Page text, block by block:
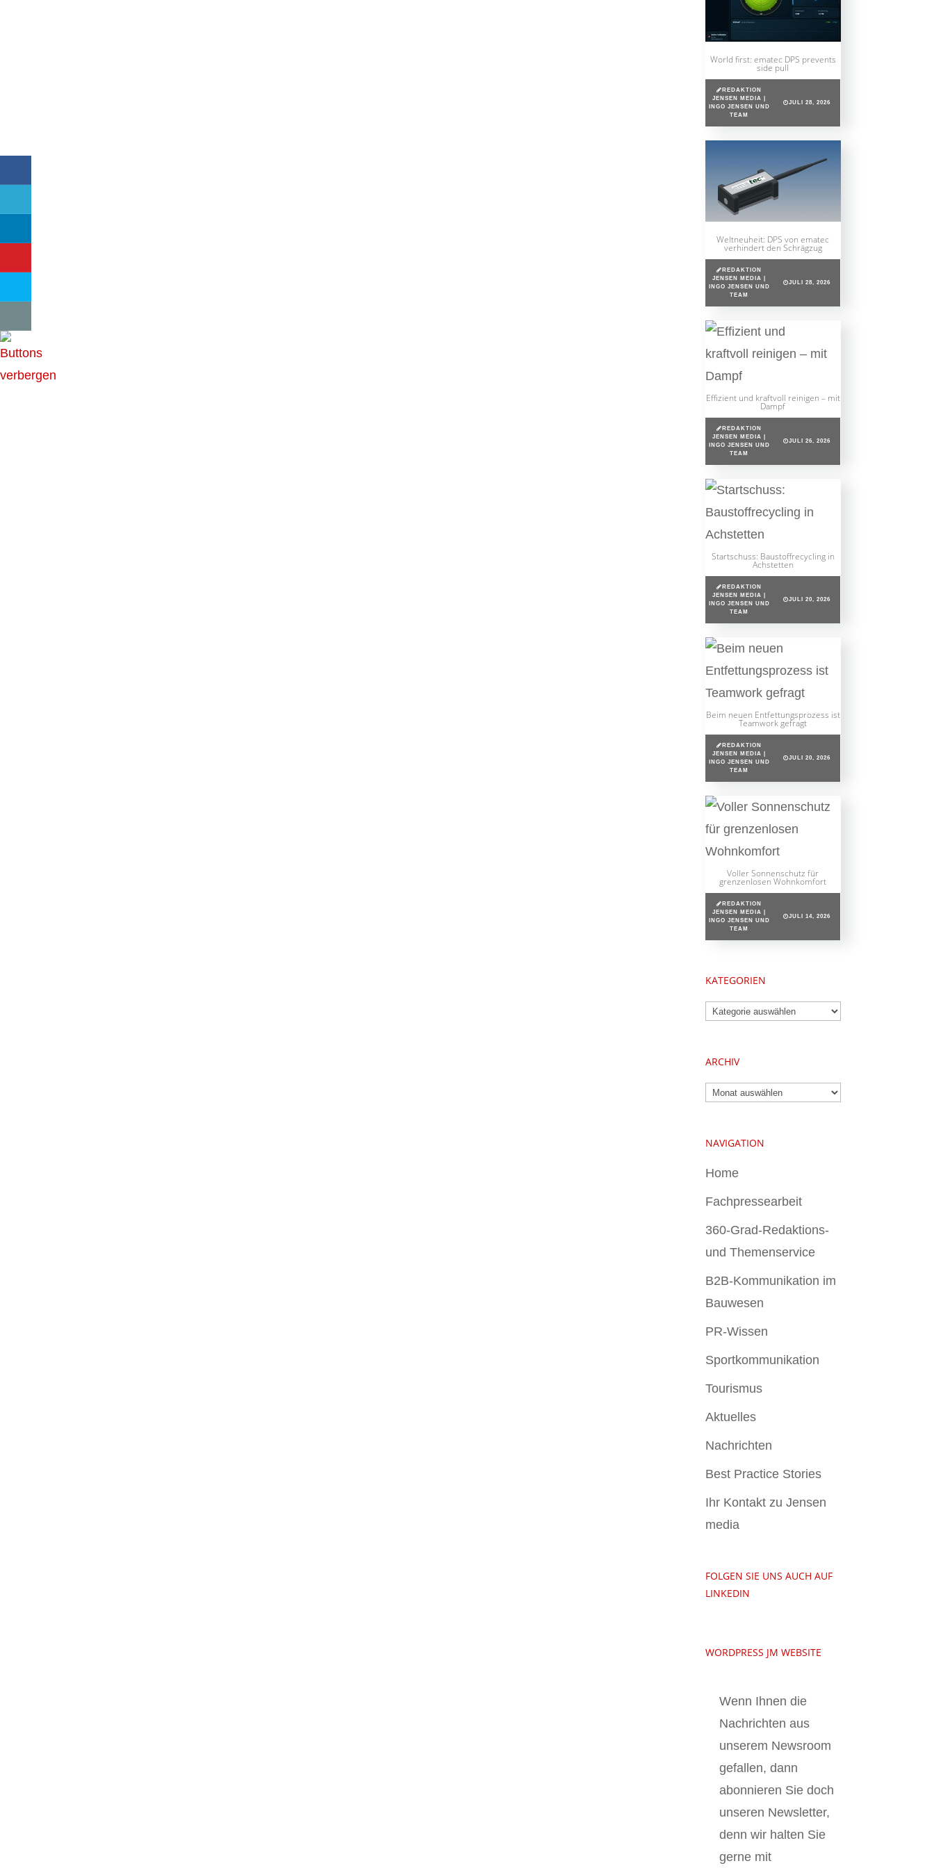
World first: ematec DPS prevents
side pull
REDAKTION
JENSEN MEDIA |
INGO JENSEN UND
TEAM
JULI 28, 2026
Weltneuheit: DPS von ematec
verhindert den Schrägzug
REDAKTION
JENSEN MEDIA |
INGO JENSEN UND
TEAM
JULI 28, 2026
Effizient und kraftvoll reinigen – mit
Dampf
REDAKTION
JENSEN MEDIA |
INGO JENSEN UND
TEAM
JULI 26, 2026
Startschuss: Baustoffrecycling in
Achstetten
REDAKTION
JENSEN MEDIA |
INGO JENSEN UND
TEAM
JULI 20, 2026
Beim neuen Entfettungsprozess ist
Teamwork gefragt
REDAKTION
JENSEN MEDIA |
INGO JENSEN UND
TEAM
JULI 20, 2026
Voller Sonnenschutz für
grenzenlosen Wohnkomfort
REDAKTION
JENSEN MEDIA |
INGO JENSEN UND
TEAM
JULI 14, 2026
KATEGORIEN
Kategorien
ARCHIV
Archiv
NAVIGATION
Home
Fachpressearbeit
360-Grad-Redaktions-
und Themenservice
B2B-Kommunikation im
Bauwesen
PR-Wissen
Sportkommunikation
Tourismus
Aktuelles
Nachrichten
Best Practice Stories
Ihr Kontakt zu Jensen
media
FOLGEN SIE UNS AUCH AUF
LINKEDIN
WORDPRESS JM WEBSITE
Wenn Ihnen die
Nachrichten aus
unserem Newsroom
gefallen, dann
abonnieren Sie doch
unseren Newsletter,
denn wir halten Sie
gerne mit